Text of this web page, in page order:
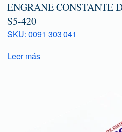
ENGRANE CONSTANTE
S5-420
SKU: 0091 303 041
Leer más